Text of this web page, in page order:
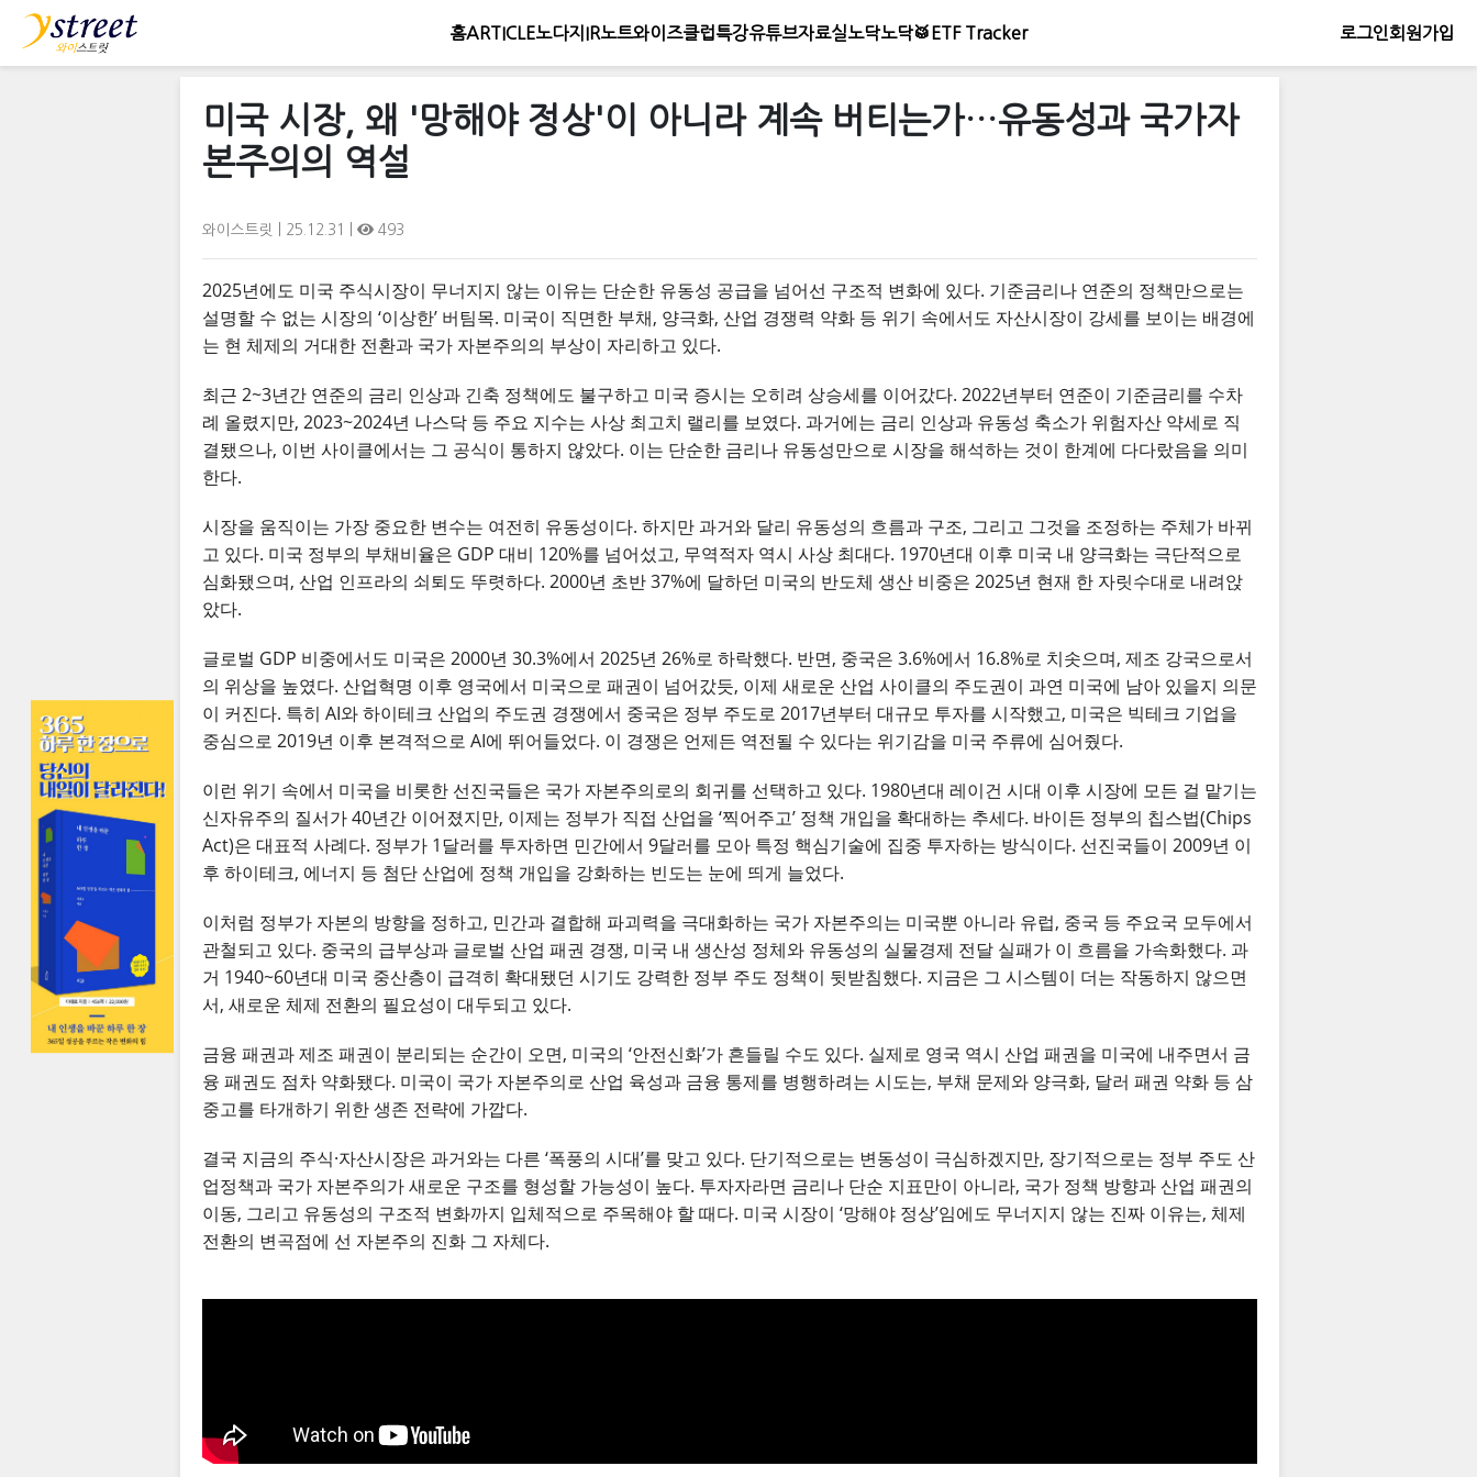
홈ARTICLE노다지IR노트와이즈클럽 특강유튜브자료실노닥노닥🥁 ETF Tracker 로그인회원가입
미국 시장, 왜 '망해야 정상'이 아니라 계속 버티는가…유동성과 국가자
본주의의 역설
와이스트릿 | 25.12.31 | 493
2025년에도 미국 주식시장이 무너지지 않는 이유는 단순한 유동성 공급을 넘어선 구조적 변화에 있다. 기준금리나 연준의 정책만으로는
설명할 수 없는 시장의 ‘이상한’ 버팀목. 미국이 직면한 부채, 양극화, 산업 경쟁력 약화 등 위기 속에서도 자산시장이 강세를 보이는 배경에
는 현 체제의 거대한 전환과 국가 자본주의의 부상이 자리하고 있다.
최근 2~3년간 연준의 금리 인상과 긴축 정책에도 불구하고 미국 증시는 오히려 상승세를 이어갔다. 2022년부터 연준이 기준금리를 수차
례 올렸지만, 2023~2024년 나스닥 등 주요 지수는 사상 최고치 랠리를 보였다. 과거에는 금리 인상과 유동성 축소가 위험자산 약세로 직
결됐으나, 이번 사이클에서는 그 공식이 통하지 않았다. 이는 단순한 금리나 유동성만으로 시장을 해석하는 것이 한계에 다다랐음을 의미
한다.
시장을 움직이는 가장 중요한 변수는 여전히 유동성이다. 하지만 과거와 달리 유동성의 흐름과 구조, 그리고 그것을 조정하는 주체가 바뀌
고 있다. 미국 정부의 부채비율은 GDP 대비 120%를 넘어섰고, 무역적자 역시 사상 최대다. 1970년대 이후 미국 내 양극화는 극단적으로
심화됐으며, 산업 인프라의 쇠퇴도 뚜렷하다. 2000년 초반 37%에 달하던 미국의 반도체 생산 비중은 2025년 현재 한 자릿수대로 내려앉
았다.
글로벌 GDP 비중에서도 미국은 2000년 30.3%에서 2025년 26%로 하락했다. 반면, 중국은 3.6%에서 16.8%로 치솟으며, 제조 강국으로서
의 위상을 높였다. 산업혁명 이후 영국에서 미국으로 패권이 넘어갔듯, 이제 새로운 산업 사이클의 주도권이 과연 미국에 남아 있을지 의문
이 커진다. 특히 AI와 하이테크 산업의 주도권 경쟁에서 중국은 정부 주도로 2017년부터 대규모 투자를 시작했고, 미국은 빅테크 기업을
중심으로 2019년 이후 본격적으로 AI에 뛰어들었다. 이 경쟁은 언제든 역전될 수 있다는 위기감을 미국 주류에 심어줬다.
이런 위기 속에서 미국을 비롯한 선진국들은 국가 자본주의로의 회귀를 선택하고 있다. 1980년대 레이건 시대 이후 시장에 모든 걸 맡기는
신자유주의 질서가 40년간 이어졌지만, 이제는 정부가 직접 산업을 ‘찍어주고’ 정책 개입을 확대하는 추세다. 바이든 정부의 칩스법(Chips
Act)은 대표적 사례다. 정부가 1달러를 투자하면 민간에서 9달러를 모아 특정 핵심기술에 집중 투자하는 방식이다. 선진국들이 2009년 이
후 하이테크, 에너지 등 첨단 산업에 정책 개입을 강화하는 빈도는 눈에 띄게 늘었다.
이처럼 정부가 자본의 방향을 정하고, 민간과 결합해 파괴력을 극대화하는 국가 자본주의는 미국뿐 아니라 유럽, 중국 등 주요국 모두에서
관철되고 있다. 중국의 급부상과 글로벌 산업 패권 경쟁, 미국 내 생산성 정체와 유동성의 실물경제 전달 실패가 이 흐름을 가속화했다. 과
거 1940~60년대 미국 중산층이 급격히 확대됐던 시기도 강력한 정부 주도 정책이 뒷받침했다. 지금은 그 시스템이 더는 작동하지 않으면
서, 새로운 체제 전환의 필요성이 대두되고 있다.
금융 패권과 제조 패권이 분리되는 순간이 오면, 미국의 ‘안전신화’가 흔들릴 수도 있다. 실제로 영국 역시 산업 패권을 미국에 내주면서 금
융 패권도 점차 약화됐다. 미국이 국가 자본주의로 산업 육성과 금융 통제를 병행하려는 시도는, 부채 문제와 양극화, 달러 패권 약화 등 삼
중고를 타개하기 위한 생존 전략에 가깝다.
결국 지금의 주식·자산시장은 과거와는 다른 ‘폭풍의 시대’를 맞고 있다. 단기적으로는 변동성이 극심하겠지만, 장기적으로는 정부 주도 산
업정책과 국가 자본주의가 새로운 구조를 형성할 가능성이 높다. 투자자라면 금리나 단순 지표만이 아니라, 국가 정책 방향과 산업 패권의
이동, 그리고 유동성의 구조적 변화까지 입체적으로 주목해야 할 때다. 미국 시장이 ‘망해야 정상’임에도 무너지지 않는 진짜 이유는, 체제
전환의 변곡점에 선 자본주의 진화 그 자체다.